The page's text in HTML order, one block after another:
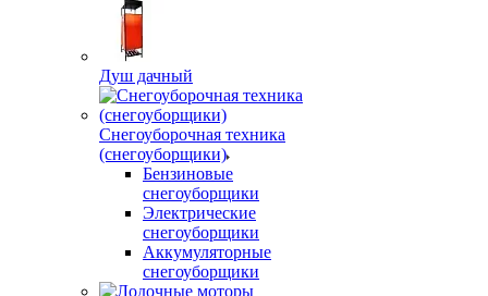
Душ дачный
Снегоуборочная техника
(снегоуборщики)
Бензиновые
снегоуборщики
Электрические
снегоуборщики
Аккумуляторные
снегоуборщики